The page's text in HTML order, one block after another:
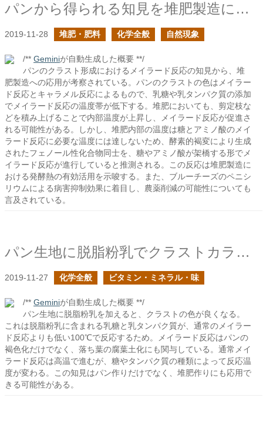
パンから得られる知見を堆肥製造に活かせるか？
2019-11-28 堆肥・肥料 化学全般 自然現象
/** Geminiが自動生成した概要 **/
パンのクラスト形成におけるメイラード反応の知見から、堆
肥製造への応用が考察されている。パンのクラストの色はメイラー
ド反応とキャラメル反応によるもので、乳糖や乳タンパク質の添加
でメイラード反応の温度帯が低下する。堆肥においても、剪定枝な
どを積み上げることで内部温度が上昇し、メイラード反応が促進さ
れる可能性がある。しかし、堆肥内部の温度は糖とアミノ酸のメイ
ラード反応に必要な温度には達しないため、酵素的褐変により生成
されたフェノール性化合物同士を、糖やアミノ酸が架橋する形でメ
イラード反応が進行していると推測される。この反応は堆肥製造に
おける発酵熱の有効活用を示唆する。また、ブルーチーズのペニシ
リウムによる病害抑制効果に着目し、農薬削減の可能性についても
言及されている。
パン生地に脱脂粉乳でクラストカラーの改善
2019-11-27 化学全般 ビタミン・ミネラル・味
/** Geminiが自動生成した概要 **/
パン生地に脱脂粉乳を加えると、クラストの色が良くなる。
これは脱脂粉乳に含まれる乳糖と乳タンパク質が、通常のメイラー
ド反応よりも低い100℃で反応するため。メイラード反応はパンの
褐色化だけでなく、落ち葉の腐葉土化にも関与している。通常メイ
ラード反応は高温で進むが、糖やタンパク質の種類によって反応温
度が変わる。この知見はパン作りだけでなく、堆肥作りにも応用で
きる可能性がある。